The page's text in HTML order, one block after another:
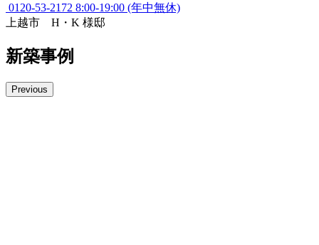
0120-53-2172 8:00-19:00 (年中無休)
上越市 H・K 様邸
新築事例
Previous